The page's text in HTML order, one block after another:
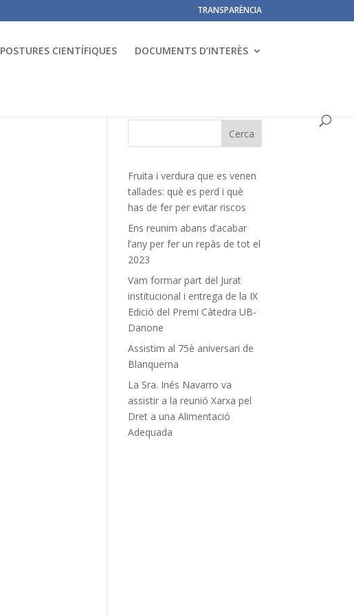
TRANSPARÈNCIA
POSTURES CIENTÍFIQUES DOCUMENTS D’INTERÈS
Fruita i verdura que es venen
tallades: què es perd i què
has de fer per evitar riscos
Ens reunim abans d’acabar
l’any per fer un repàs de tot el
2023
Vam formar part del Jurat
institucional i entrega de la IX
Edició del Premi Càtedra UB-
Danone
Assistim al 75è aniversari de
Blanquerna
La Sra. Inés Navarro va
assistir a la reunió Xarxa pel
Dret a una Alimentació
Adequada